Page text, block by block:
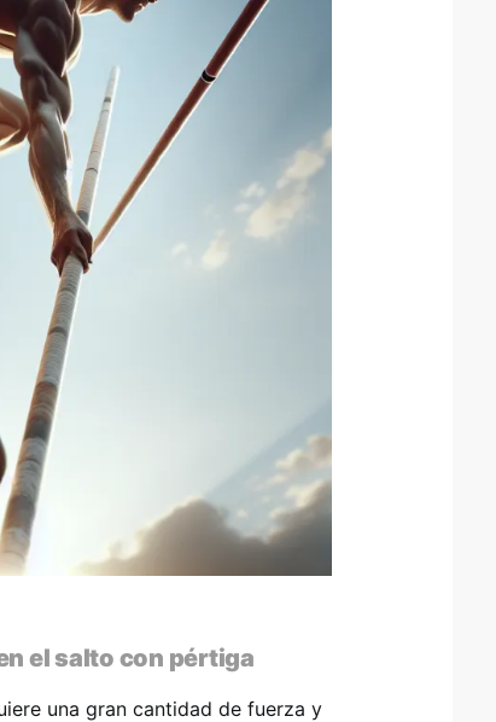
el salto con pértiga
una gran cantidad de fuerza y